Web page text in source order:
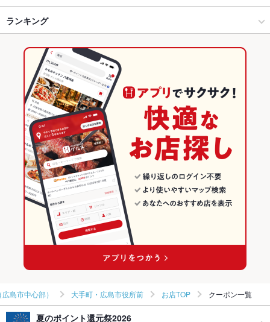
料理や 万ぷく
鉄板焼き・ステーキ・すき焼き とみや本館
旬と肴と炙り 月あかり
広島市（広島市中心部） × 洋・和洋・各国料理・その他
本通駅 × 居酒屋
本通駅 × 洋・和洋・各国料理・その他
イタリアン・フレンチ
イタリアン
広島市（広島市中心部） × イタリアン・フレンチ
広島市（広島市中心部） × イタリアン
本通駅 × イタリアン・フレンチ
本通駅 × イタリアン
大手町・広島市役所前 × 洋・和洋・各国料理・その他
大手町・広島市役所前 × イタリアン・フレンチ
大手町・広島市役所前 × イタリアン
広島 × 居酒屋
広島 × 洋・和洋・各国料理・その他
広島 × イタリアン・フレンチ
広島 × イタリアン
袋町駅
本通駅
手羽先 からあげ
トリュフ パテ 鴨肉
バーベキュー ケーキ デザート
ランキング
広島のグルメランキング
広島の居酒屋ランキング
広島市（広島市中心部）のグルメランキング
広島市（広島市中心部）の居酒屋ランキング
大手町・広島市役所前のグルメランキング
大手町・広島市役所前の居酒屋ランキング
島市中心部） 大手町・広島市役所前 お店TOP クーポン一覧
夏のポイント還元祭2026